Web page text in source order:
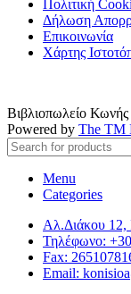
Πολιτική
Δήλωση
Επικοινωνία
Χάρτης
Βιβλιοπωλείο
Powered by The TM
Menu
Categories
Αλ.Διάκου 12,
Τηλέφωνο:
Fax:
Email: